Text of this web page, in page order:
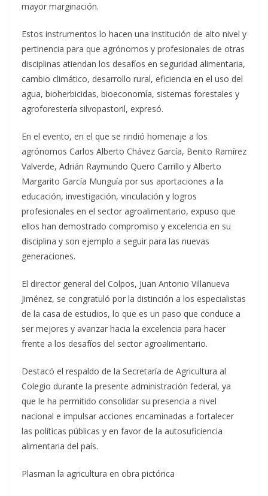
mayor marginación.
Estos instrumentos lo hacen una institución de alto nivel y
pertinencia para que agrónomos y profesionales de otras
disciplinas atiendan los desafíos en seguridad alimentaria,
cambio climático, desarrollo rural, eficiencia en el uso del
agua, bioherbicidas, bioeconomía, sistemas forestales y
agroforestería silvopastoril, expresó.
En el evento, en el que se rindió homenaje a los
agrónomos Carlos Alberto Chávez García, Benito Ramírez
Valverde, Adrián Raymundo Quero Carrillo y Alberto
Margarito García Munguía por sus aportaciones a la
educación, investigación, vinculación y logros
profesionales en el sector agroalimentario, expuso que
ellos han demostrado compromiso y excelencia en su
disciplina y son ejemplo a seguir para las nuevas
generaciones.
El director general del Colpos, Juan Antonio Villanueva
Jiménez, se congratuló por la distinción a los especialistas
de la casa de estudios, lo que es un paso que conduce a
ser mejores y avanzar hacia la excelencia para hacer
frente a los desafíos del sector agroalimentario.
Destacó el respaldo de la Secretaría de Agricultura al
Colegio durante la presente administración federal, ya
que le ha permitido consolidar su presencia a nivel
nacional e impulsar acciones encaminadas a fortalecer
las políticas públicas y en favor de la autosuficiencia
alimentaria del país.
Plasman la agricultura en obra pictórica